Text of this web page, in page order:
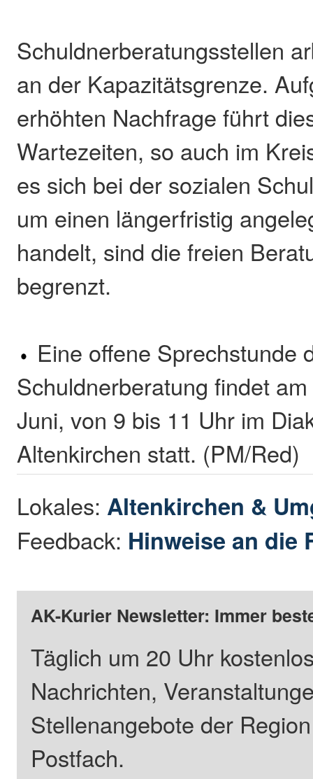
Schuldnerberatungsstellen
an der Kapazitätsgrenze.
erhöhten Nachfrage führt
Wartezeiten, so auch im
es sich bei der sozialen
um einen längerfristig
handelt, sind die freien
begrenzt.
Eine offene Sprechstunde
Schuldnerberatung findet
Juni, von 9 bis 11 Uhr im
Altenkirchen statt. (PM/Red)
Lokales: Altenkirchen &
Feedback: Hinweise an die
AK-Kurier Newsletter: Immer
Täglich um 20 Uhr
Nachrichten,
Stellenangebote der
Postfach.